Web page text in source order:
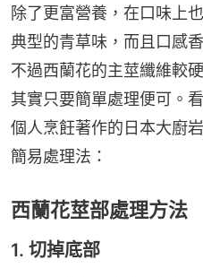
除了更富營養，在口味上
典型的青草味，而且口感
不過西蘭花的主莖纖維較
其實只要簡單處理便可。
個人烹飪著作的日本大廚
簡易處理法：
西蘭花莖部處理方法
1. 切掉底部